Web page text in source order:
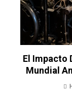
El Impacto
Mundial